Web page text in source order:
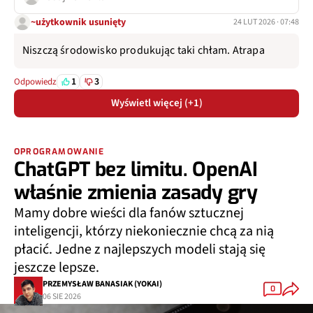
~użytkownik usunięty 24 LUT 2026 · 07:48
Niszczą środowisko produkując taki chłam. Atrapa
Odpowiedz 1 3
Wyświetl więcej (+1)
OPROGRAMOWANIE
ChatGPT bez limitu. OpenAI
właśnie zmienia zasady gry
Mamy dobre wieści dla fanów sztucznej
inteligencji, którzy niekoniecznie chcą za nią
płacić. Jedne z najlepszych modeli stają się
jeszcze lepsze.
PRZEMYSŁAW BANASIAK (YOKAI)
06 SIE 2026
0